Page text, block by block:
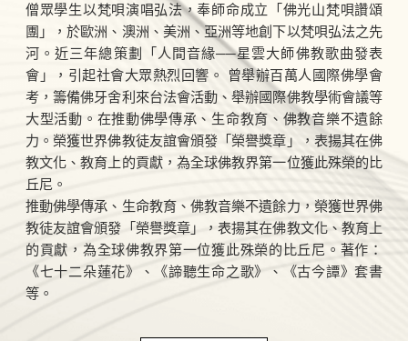
僧眾學生以梵唄演唱弘法，奉師命成立「佛光山梵唄讚頌
團」，於歐洲、澳洲、美洲、亞洲等地創下以梵唄弘法之先
河。近三年總策劃「人間音緣──星雲大師佛教歌曲發表
會」，引起社會大眾熱烈回響。 曾舉辦百萬人國際佛學會
考，籌備佛牙舍利來台法會活動、舉辦國際佛教學術會議等
大型活動。在推動佛學傳承、生命教育、佛教音樂不遺餘
力。榮獲世界佛教徒友誼會頒發「榮譽獎章」，表揚其在佛
教文化、教育上的貢獻，為全球佛教界第一位獲此殊榮的比
丘尼。
推動佛學傳承、生命教育、佛教音樂不遺餘力，榮獲世界佛
教徒友誼會頒發「榮譽獎章」，表揚其在佛教文化、教育上
的貢獻，為全球佛教界第一位獲此殊榮的比丘尼。著作：
《七十二朵蓮花》、《諦聽生命之歌》、《古今譚》套書
等。